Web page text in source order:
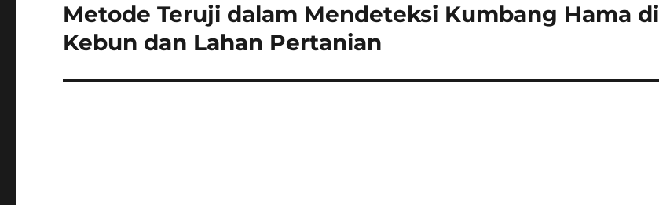
Next
post:
Metode Teruji dalam Mendeteksi Kumbang Hama di
Kebun dan Lahan Pertanian